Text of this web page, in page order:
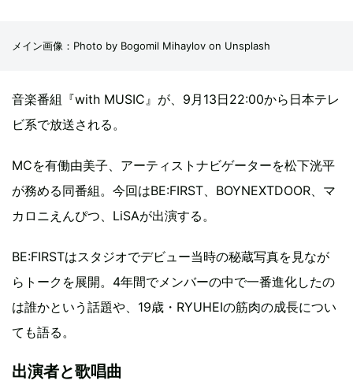
メイン画像：Photo by Bogomil Mihaylov on Unsplash
音楽番組『with MUSIC』が、9月13日22:00から日本テレ
ビ系で放送される。
MCを有働由美子、アーティストナビゲーターを松下洸平
が務める同番組。今回はBE:FIRST、BOYNEXTDOOR、マ
カロニえんぴつ、LiSAが出演する。
BE:FIRSTはスタジオでデビュー当時の秘蔵写真を見なが
らトークを展開。4年間でメンバーの中で一番進化したの
は誰かという話題や、19歳・RYUHEIの筋肉の成長につい
ても語る。
出演者と歌唱曲